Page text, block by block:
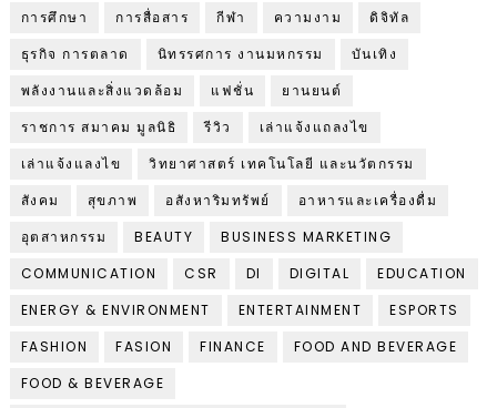
การศึกษา
การสื่อสาร กีฬา ความงาม
ดิจิทัล
ธุรกิจ การตลาด
นิทรรศการ งานมหกรรม
บันเทิง
พลังงานและสิ่งแวดล้อม
แฟชั่น
ยานยนต์
ราชการ สมาคม มูลนิธิ
รีวิว
เล่าแจ้งแถลงไข
เล่าแจ้งแลงไข
วิทยาศาสตร์ เทคโนโลยี และนวัตกรรม
สังคม
สุขภาพ อสังหาริมทรัพย์
อาหารและเครื่องดื่ม
อุตสาหกรรม
BEAUTY
BUSINESS MARKETING
COMMUNICATION
CSR DI DIGITAL
EDUCATION
ENERGY & ENVIRONMENT
ENTERTAINMENT
ESPORTS
FASHION
FASION FINANCE
FOOD AND BEVERAGE
FOOD & BEVERAGE